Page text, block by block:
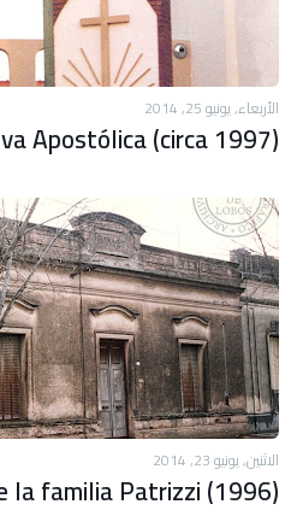
الأربعاء, يونيو 25, 2014
Apostólica (circa 1997)
الاثنين, يونيو 23, 2014
la familia Patrizzi (1996)